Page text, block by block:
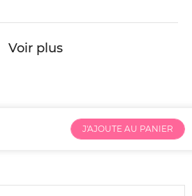
Voir plus
J'AJOUTE AU PANIER